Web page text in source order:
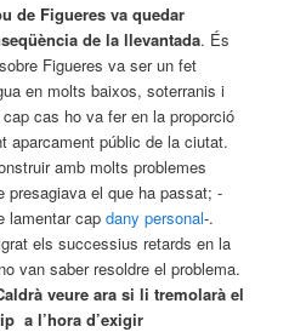
de Figueres va quedar
de la llevantada. És
Figueres va ser un fet
en molts baixos, soterranis i
cas ho va fer en la proporció
aparcament públic de la ciutat.
amb molts problemes
presagiava el que ha passat; -
lamentar capdany personal-.
els successius retards en la
van saber resoldre el problema.
veure ara si li tremolarà el
a l’hora d’exigir